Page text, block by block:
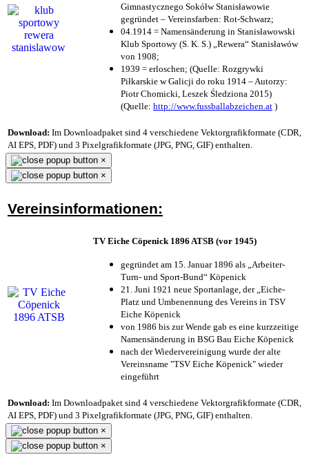
Gimnastycznego Sokółw Stanisławowie
gegründet – Vereinsfarben: Rot-Schwarz;
04.1914 = Namensänderung in Stanisławowski
Klub Sportowy (S. K. S.) „Rewera“ Stanisławów
von 1908;
1939 = erloschen; (Quelle: Rozgrywki
Piłkarskie w Galicji do roku 1914 – Autorzy:
Piotr Chomicki, Leszek Śledziona 2015)
(Quelle: http://www.fussballabzeichen.at )
Download: Im Downloadpaket sind 4 verschiedene Vektorgrafikformate (CDR,
AI EPS, PDF) und 3 Pixelgrafikformate (JPG, PNG, GIF) enthalten.
×
×
Vereinsinformationen:
TV Eiche Cöpenick 1896 ATSB (vor 1945)
gegründet am 15. Januar 1896 als „Arbeiter-
Turn- und Sport-Bund“ Köpenick
21. Juni 1921 neue Sportanlage, der „Eiche-
Platz und Umbenennung des Vereins in TSV
Eiche Köpenick
von 1986 bis zur Wende gab es eine kurzzeitige
Namensänderung in BSG Bau Eiche Köpenick
nach der Wiedervereinigung wurde der alte
Vereinsname "TSV Eiche Köpenick" wieder
eingeführt
Download: Im Downloadpaket sind 4 verschiedene Vektorgrafikformate (CDR,
AI EPS, PDF) und 3 Pixelgrafikformate (JPG, PNG, GIF) enthalten.
×
×